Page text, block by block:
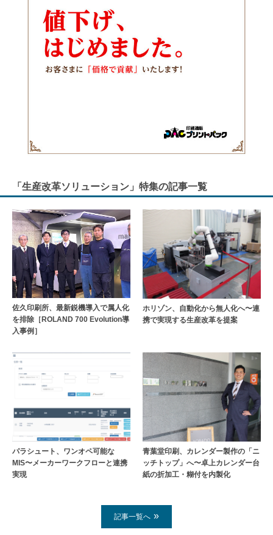
「生産改革ソリューション」特集の記事一覧
佐久印刷所、最新鋭機導入で属人化
を排除［ROLAND 700 Evolution導
入事例］
ホリゾン、自動化から無人化へ〜連
携で実現する生産改革を提案
パラシュート、ワンオペ可能な
MIS〜メーカーワークフローと連携
実現
青葉堂印刷、カレンダー製作の「ニ
ッチトップ」へ〜卓上カレンダー台
紙の折加工・糊付を内製化
記事一覧へ